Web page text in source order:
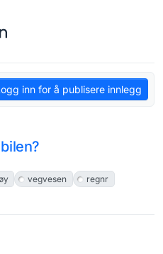
inn for å publisere innlegg
vegvesen
regnr